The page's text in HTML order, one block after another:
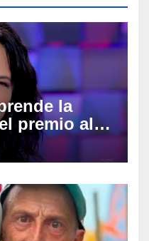
la
premio alla